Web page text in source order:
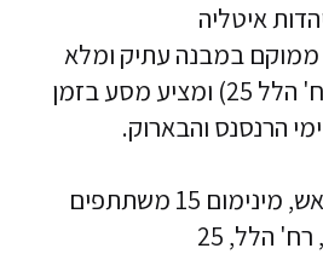
איטליה
ממוקם במבנה עתיק ומלא
קסם בלב ירושלים (רח' הלל 25) ומציע מסע בזמן
הרנסנס והבארוק.
15 משתתפים
הלל, 25